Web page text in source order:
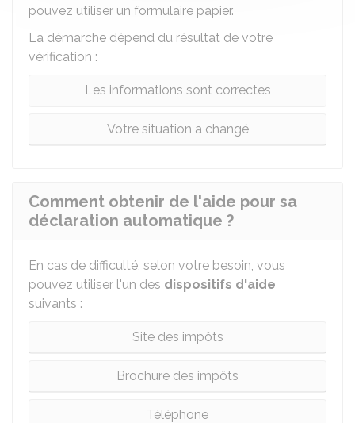
pouvez utiliser un formulaire papier.
La démarche dépend du résultat de votre
vérification :
Les informations sont correctes
Votre situation a changé
Comment obtenir de l'aide pour sa
déclaration automatique ?
En cas de difficulté, selon votre besoin, vous
pouvez utiliser l'un des dispositifs d'aide
suivants :
Site des impôts
Brochure des impôts
Téléphone